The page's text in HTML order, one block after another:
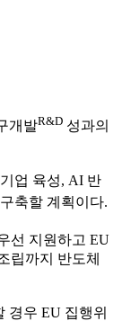
개발R&D 성과의
업 육성, AI 반
축할 계획이다.
선 지원하고 EU
립까지 반도체
경우 EU 집행위